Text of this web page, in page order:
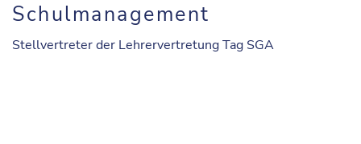
Schulmanagement
Stellvertreter der Lehrervertretung Tag SGA